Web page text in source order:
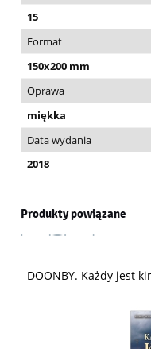
15
Format
150x200 mm
Oprawa
miękka
Data wydania
2018
Produkty powiązane
DOONBY. Każdy jest